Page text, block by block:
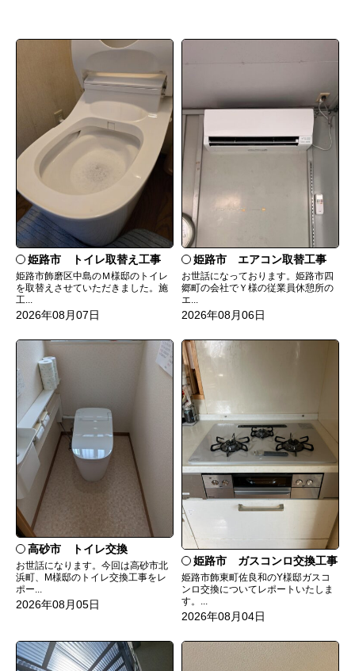
姫路市 トイレ取替え工事
姫路市飾磨区中島のＭ様邸のトイレ
を取替えさせていただきました。施
工...
2026年08月07日
姫路市 エアコン取替工事
お世話になっております。姫路市四
郷町の会社でＹ様の従業員休憩所の
エ...
2026年08月06日
高砂市 トイレ交換
お世話になります。今回は高砂市北
浜町、M様邸のトイレ交換工事をレ
ポー...
2026年08月05日
姫路市 ガスコンロ交換工事
姫路市飾東町佐良和のY様邸ガスコ
ンロ交換についてレポートいたしま
す。...
2026年08月04日